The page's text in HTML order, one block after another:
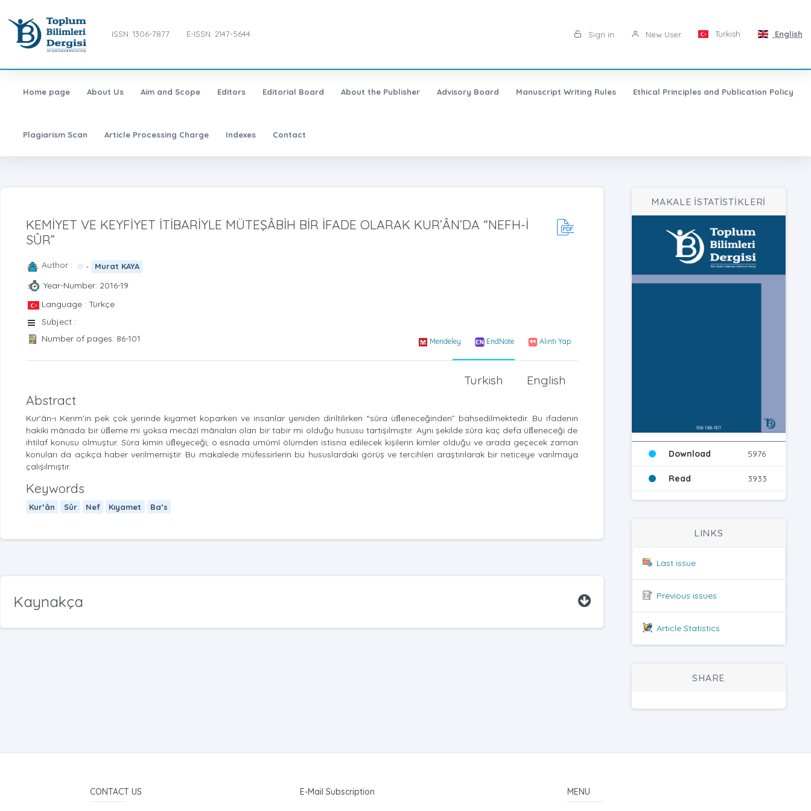
ISSN: 1306-7877 E-ISSN: 2147-5644 Sign in New User Turkish English
Home page About Us Aim and Scope Editors Editorial Board About the Publisher Advisory Board Manuscript Writing Rules Ethical Principles and Publication Policy
Plagiarism Scan Article Processing Charge Indexes Contact
KEMİYET VE KEYFİYET İTİBARİYLE MÜTEŞÂBİH BİR İFADE OLARAK KUR’ÂN’DA “NEFH-İ
SÛR”
Author : - Murat KAYA
Year-Number: 2016-19
Language : Türkçe
Subject :
Number of pages: 86-101
Mendeley EndNote Alıntı Yap
English
Turkish
Abstract
Kur’ân-ı Kerim’in pek çok yerinde kıyamet koparken ve insanlar yeniden diriltilirken “sûra üﬂeneceğinden” bahsedilmektedir. Bu ifadenin
hakiki mânada bir üﬂeme mi yoksa mecâzî mânaları olan bir tabir mi olduğu hususu tartışılmıştır. Aynı şekilde sûra kaç defa üﬂeneceği de
ihtilaf konusu olmuştur. Sûra kimin üﬂeyeceği, o esnada umûmî ölümden istisna edilecek kişilerin kimler olduğu ve arada geçecek zaman
konuları da açıkça haber verilmemiştir. Bu makalede müfessirlerin bu hususlardaki görüş ve tercihleri araştırılarak bir neticeye varılmaya
çalışılmıştır.
Keywords
Kur’ân Sûr Nef Kıyamet Ba’s
Kaynakça
MAKALE İSTATİSTİKLERİ
Download 5976
Read 3933
LINKS
Last issue
Previous issues
Article Statistics
SHARE
CONTACT US E-Mail Subscription MENU